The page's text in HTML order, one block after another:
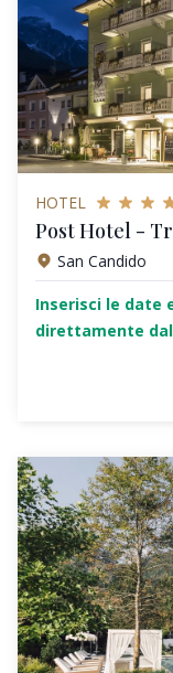
HOTEL
San Candido
Inserisci le date
direttamente